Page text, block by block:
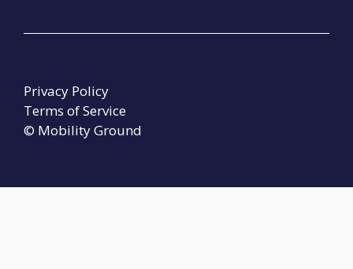
© Mobility Ground
Privacy Policy
Terms of Service